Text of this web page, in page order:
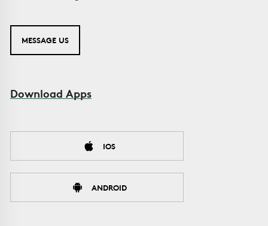
MESSAGE US
Download Apps
IOS
ANDROID